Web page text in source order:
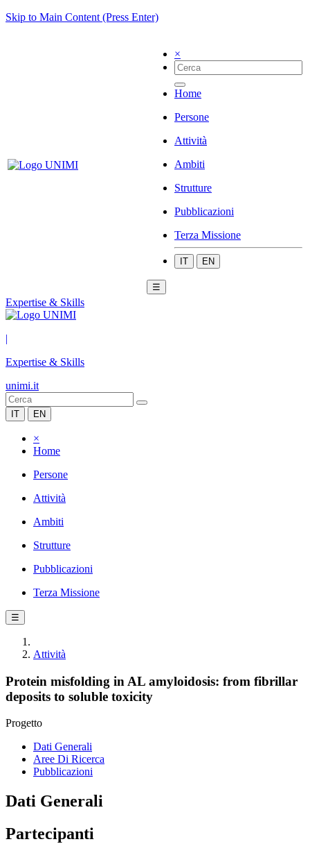
Skip to Main Content (Press Enter)
×
Home
Persone
Attività
Ambiti
Strutture
Pubblicazioni
Terza Missione
IT EN
☰
Expertise & Skills
|
Expertise & Skills
unimi.it
IT EN
×
Home
Persone
Attività
Ambiti
Strutture
Pubblicazioni
Terza Missione
☰
Attività
Protein misfolding in AL amyloidosis: from fibrillar
deposits to soluble toxicity
Progetto
Dati Generali
Aree Di Ricerca
Pubblicazioni
Dati Generali
Partecipanti